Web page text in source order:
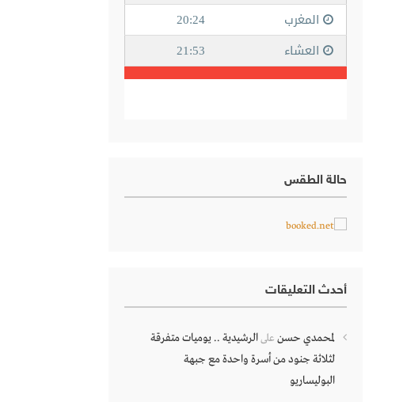
حالة الطقس
أحدث التعليقات
لمحمدي حسن علىالرشيدية .. يوميات متفرقة
لثلاثة جنود من أسرة واحدة مع جبهة
البوليساريو